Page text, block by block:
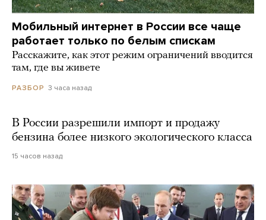
Мобильный интернет в России все чаще
работает только по белым спискам
Расскажите, как этот режим ограничений вводится
там, где вы живете
РАЗБОР 3 часа назад
В России разрешили импорт и продажу
бензина более низкого экологического класса
15 часов назад